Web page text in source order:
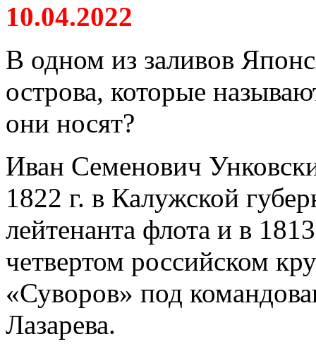
10.04.2022
В одном из заливов
острова, которые
они носят?
Иван Семенович
1822 г. в Калужской
лейтенанта флота и в
четвертом российском
«Суворов» под
Лазарева.